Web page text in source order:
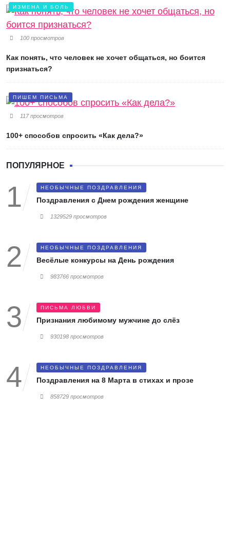
ИЗМЕНА И БОЛЬ
100 просмотров
Как понять, что человек не хочет общаться, но боится
признаться?
ПИШЕМ ПИСЬМА
117 просмотров
100+ способов спросить «Как дела?»
ПОПУЛЯРНОЕ
НЕОБЫЧНЫЕ ПОЗДРАВЛЕНИЯ
Поздравления с Днем рождения женщине
1329529 просмотров
НЕОБЫЧНЫЕ ПОЗДРАВЛЕНИЯ
Весёлые конкурсы на День рождения
983766 просмотров
ПИСЬМА ЛЮБВИ
Признания любимому мужчине до слёз
930198 просмотров
НЕОБЫЧНЫЕ ПОЗДРАВЛЕНИЯ
Поздравления на 8 Марта в стихах и прозе
858729 просмотров